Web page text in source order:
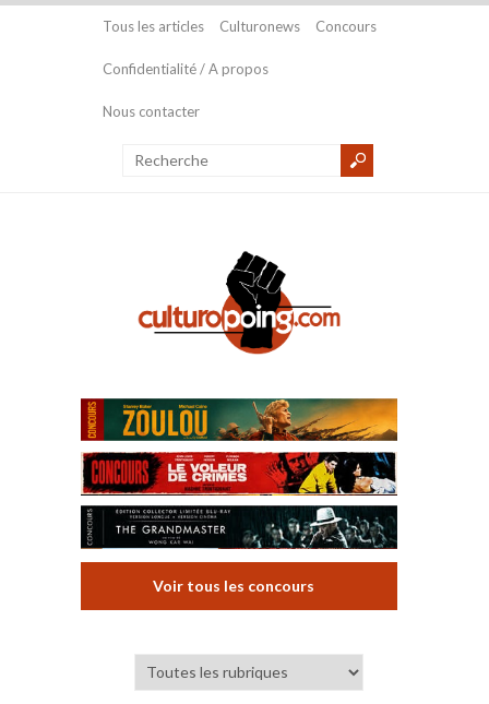
Tous les articles Culturonews Concours
Confidentialité / A propos
Nous contacter
Voir tous les concours